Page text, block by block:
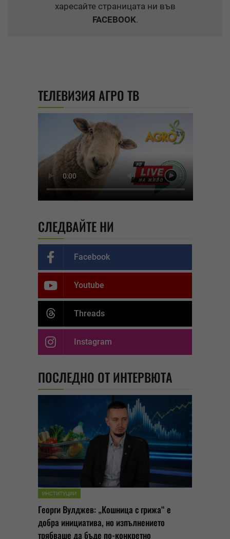
харесайте страницата ни във
FACEBOOK.
ТЕЛЕВИЗИЯ АГРО ТВ
СЛЕДВАЙТЕ НИ
Facebook
Youtube
Threads
Instagram
ПОСЛЕДНО ОТ ИНТЕРВЮТА
ИНСТИТУЦИИ
Георги Вулджев: „Кошница с грижа“ е
добра инициатива, но изпълнението
трябваше да бъде по-конкретно